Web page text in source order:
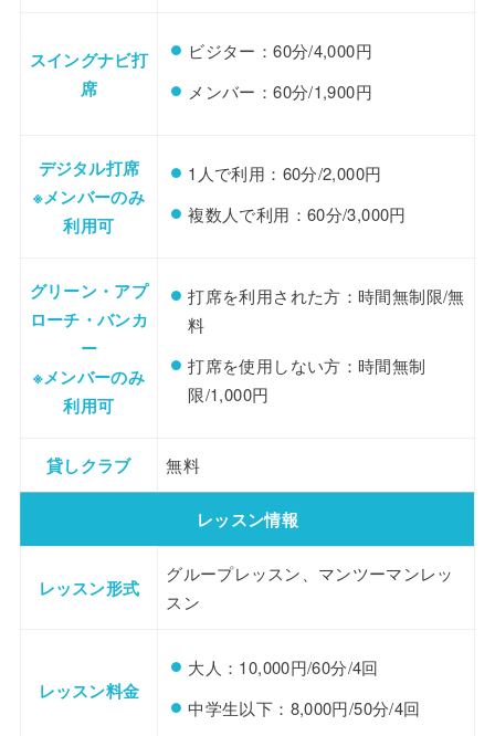
スイングナビ打
席
ビジター：60分/4,000円
メンバー：60分/1,900円
デジタル打席
※メンバーのみ
利用可
1人で利用：60分/2,000円
複数人で利用：60分/3,000円
グリーン・アプ
ローチ・バンカ
ー
※メンバーのみ
利用可
打席を利用された方：時間無制限/無
料
打席を使用しない方：時間無制
限/1,000円
貸しクラブ 無料
レッスン情報
レッスン形式
グループレッスン、マンツーマンレッ
スン
レッスン料金
大人：10,000円/60分/4回
中学生以下：8,000円/50分/4回